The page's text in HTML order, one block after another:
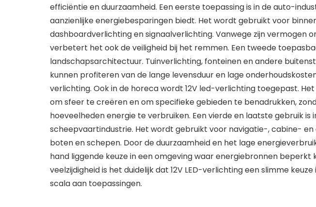
efficiëntie en duurzaamheid. Een eerste toepassing is in de auto-
aanzienlijke energiebesparingen biedt. Het wordt gebruikt voor
dashboardverlichting en signaalverlichting. Vanwege zijn vermogen
verbetert het ook de veiligheid bij het remmen. Een tweede
landschapsarchitectuur. Tuinverlichting, fonteinen en andere
kunnen profiteren van de lange levensduur en lage onderhoudskosten
verlichting. Ook in de horeca wordt 12V led-verlichting toegepast.
om sfeer te creëren en om specifieke gebieden te benadrukken,
hoeveelheden energie te verbruiken. Een vierde en laatste gebruik is
scheepvaartindustrie. Het wordt gebruikt voor navigatie-, cabine-
boten en schepen. Door de duurzaamheid en het lage
hand liggende keuze in een omgeving waar energiebronnen beperkt
veelzijdigheid is het duidelijk dat 12V LED-verlichting een slimme
scala aan toepassingen.